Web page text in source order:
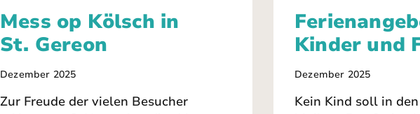
Mess op Kölsch in
St. Gereon
Dezember 2025
Zur Freude der vielen Besucher
Kinder und
Dezember 2025
Kein Kind soll in